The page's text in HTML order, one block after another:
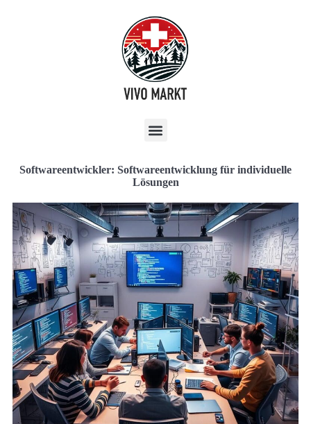
Softwareentwickler: Softwareentwicklung für individuelle
Lösungen